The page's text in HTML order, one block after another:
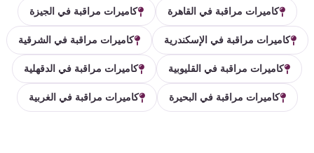
كاميرات مراقبة في القاهرة كاميرات مراقبة في الجيزة
كاميرات مراقبة في الإسكندرية كاميرات مراقبة في الشرقية
كاميرات مراقبة في القليوبية كاميرات مراقبة في الدقهلية
كاميرات مراقبة في البحيرة كاميرات مراقبة في الغربية